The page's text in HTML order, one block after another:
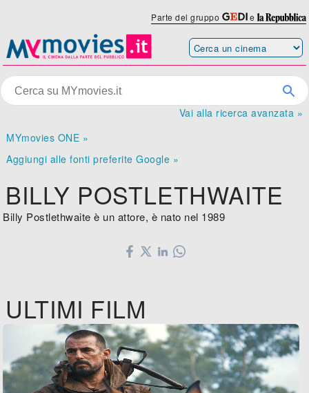
Parte del gruppo e
Vai alla ricerca avanzata »
MYmovies ONE »
Aggiungi alle fonti preferite Google »
BILLY POSTLETHWAITE
Billy Postlethwaite è un attore, è nato nel 1989
ULTIMI FILM